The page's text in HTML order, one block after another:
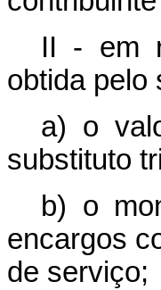
II - em
obtida pelo
a) o
substituto
b) o
encargos
de serviço;